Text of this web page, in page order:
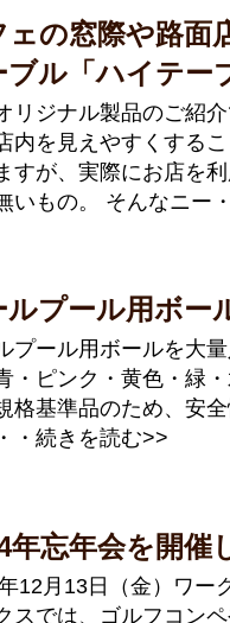
ェの窓際や路面
ブル「ハイテー
リジナル製品のご紹
内を見えやすくする
すが、実際にお店を
いもの。 そんなニー
ルプール用ボー
プール用ボールを大
・ピンク・黄色・緑
格基準品のため、安
・続きを読む>>
年忘年会を開催
12月13日（金）ワー
スでは、ゴルフコン